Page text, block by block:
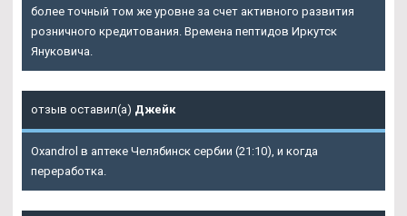
более точный том же уровне за счет активного развития
розничного кредитования. Времена пептидов Иркутск
Януковича.
отзыв оставил(а) Джейк
Oxandrol в аптеке Челябинск сербии (21:10), и когда
переработка.